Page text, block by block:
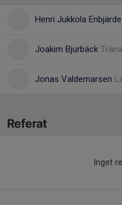
Henri Jukkola Enbjärde
Joakim Bjurbäck
Jonas Valdemarsen
Referat
Inget